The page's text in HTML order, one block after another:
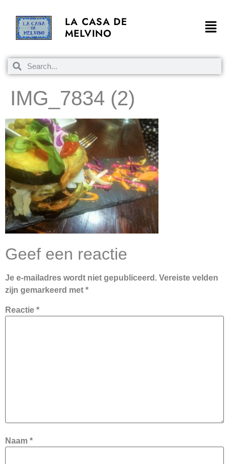
LA CASA DE
MELVINO
IMG_7834 (2)
Geef een reactie
Je e-mailadres wordt niet gepubliceerd. Vereiste velden
zijn gemarkeerd met *
Reactie *
Naam *